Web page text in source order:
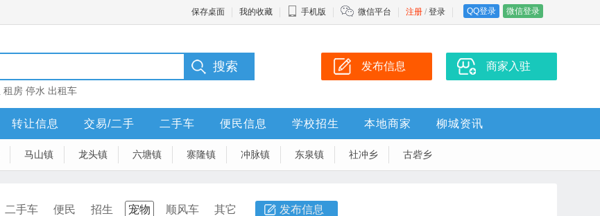
保存桌面 我的收藏 手机版 微信平台 注册 / 登录 QQ登录 微信登录
租房 停水 出租车
发布信息 商家入驻
转让信息 交易/二手 二手车 便民信息 学校招生 本地商家 柳城资讯
马山镇 龙头镇 六塘镇 寨隆镇 冲脉镇 东泉镇 社冲乡 古砦乡
二手车 便民 招生 宠物 顺风车 其它 发布信息